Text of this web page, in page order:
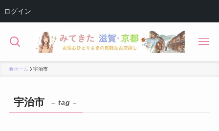
ログイン
ホーム 宇治市
宇治市 – tag –